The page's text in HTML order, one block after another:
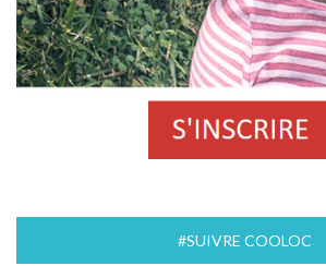
#SUIVRE COOLOC